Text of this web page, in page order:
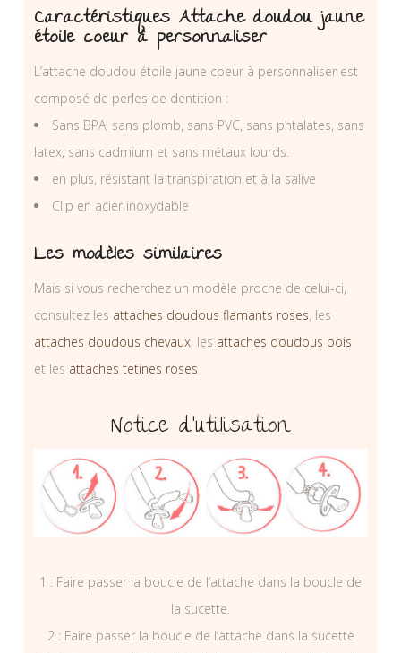
Caractéristiques Attache doudou jaune
étoile coeur à personnaliser
L’attache doudou étoile jaune coeur à personnaliser est
composé de perles de dentition :
Sans BPA, sans plomb, sans PVC, sans phtalates, sans
latex, sans cadmium et sans métaux lourds.
en plus, résistant la transpiration et à la salive
Clip en acier inoxydable
Les modèles similaires
Mais si vous recherchez un modèle proche de celui-ci,
consultez les attaches doudous flamants roses, les
attaches doudous chevaux, les attaches doudous bois
et les attaches tetines roses
Notice d’utilisation
1 : Faire passer la boucle de l’attache dans la boucle de
la sucette.
2 : Faire passer la boucle de l’attache dans la sucette